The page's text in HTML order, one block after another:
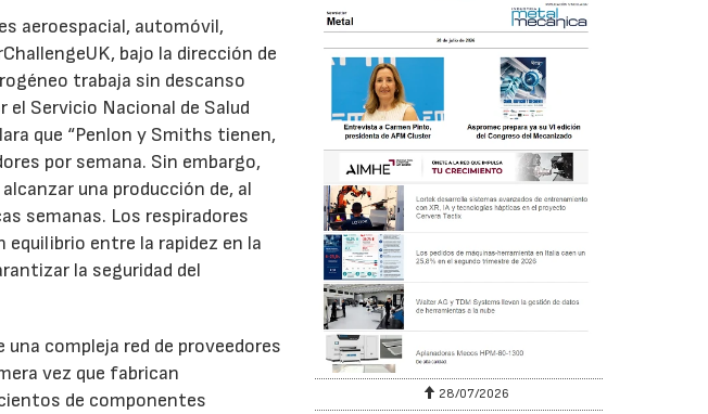
aeroespacial, automóvil,
bajo la dirección de
trabaja sin descanso
el Servicio Nacional de Salud
que “Penlon y Smiths tienen,
por semana. Sin embargo,
una producción de, al
semanas. Los respiradores
entre la rapidez en la
la seguridad del
compleja red de proveedores
vez que fabrican
de componentes
30/07/2026 28/07/2026